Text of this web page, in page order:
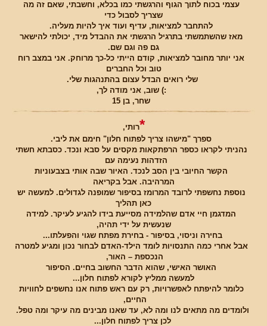
עצמי בכוח לתוך הגוף והרגשתי כמו בכלא, וחשבתי, שאם זה מה
שצריך לסבול כדי
להתחבר למציאות, עדיף ועוד איך להיות מעליה.
מאז שהשתמשתי בתרגיל הרגשתי את ההבדל מיד, יכולתי להישאר
גם פה וגם שם.
אני יותר מחובר למציאות, קודם הייתי כל-כך מרוחק. אני במצב רוח
טוב וכל החברים
שלי רואים הבדל עצום בהתנהגות שלי.
:) שוב, אני מודה לך,
שחר, בן 15
*רותי,
ספרך "מישהו צריך לפתוח חלון" חימם את ליבי.
נהניתי לקראו כספר הרפתקאות מקסים על סבא ונכד. כסבתא חשתי
הזדהות נעימה עם
הקשר החיובי בין הסב לנכד. האיור שבה אותי בצבעוניות
המרהיבה. אבל בקריאה
נוספת נחשפתי לרובד המרומז בסיפור שמופנה לגדולים. למעשה יש
כאן תהליך
המדגמן חיי אדם שהלמידה מסייעת בידו להגיע לעיקר. למידה
שנעשית על ידי תהיה,
בחירה וניסוי, בסיפור - בחירת מפתח שגוי והפעלתו...
אבל אחרי כמה התנסויות לומד הילד-האדם לבחור נכון ומגיע למטרה
הנכספת – האור,
האושר האישי, שהוא הדבר החשוב בחיים. הסיפור
למעשה ממליץ לקורא לפתוח חלון...
כלומר להיפתח לאפשרויות, רק עם ראש פתוח אנו נחשפים לחוויות
החיים,
ולומדים מה מתאים לנו ומה לא, עד שאנו מבינים מה עיקר ומה טפל.
לכן צריך לפתוח חלון...